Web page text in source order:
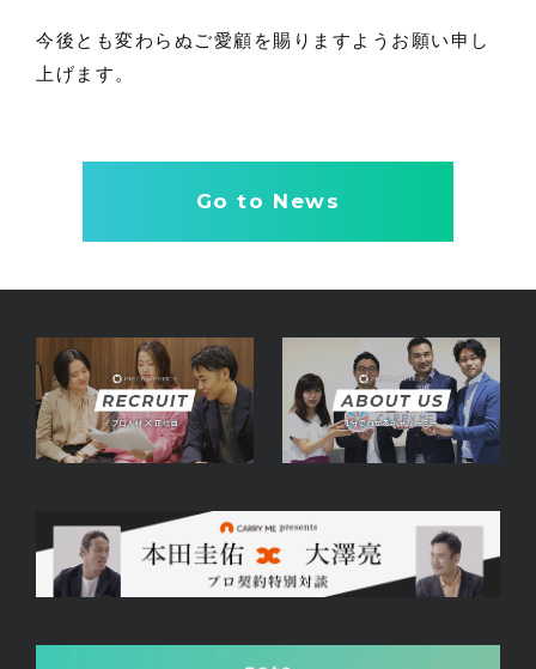
今後とも変わらぬご愛顧を賜りますようお願い申し
上げます。
Go to News